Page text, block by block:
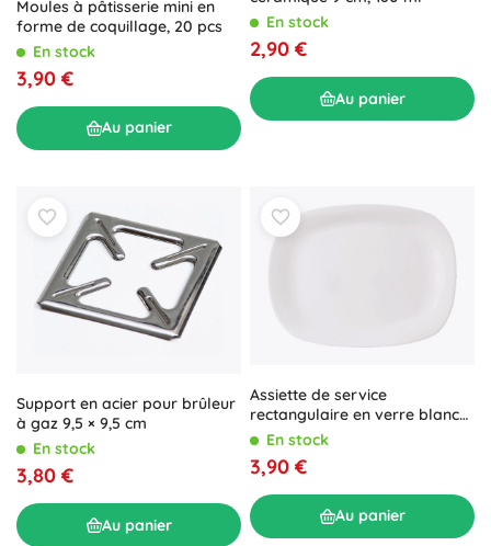
Moules à pâtisserie mini en
forme de coquillage, 20 pcs
En stock
3,90 €
Au panier
En stock
2,90 €
Au panier
Support en acier pour brûleur
à gaz 9,5 × 9,5 cm
En stock
3,80 €
Au panier
Assiette de service
rectangulaire en verre blanc
28 × 21 cm
En stock
3,90 €
Au panier